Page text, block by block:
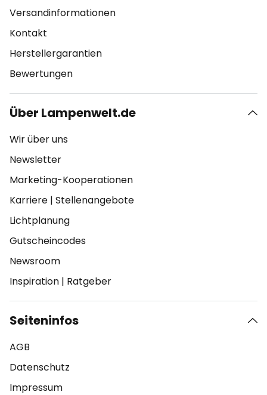
Versandinformationen
Kontakt
Herstellergarantien
Bewertungen
Über Lampenwelt.de
Wir über uns
Newsletter
Marketing-Kooperationen
Karriere | Stellenangebote
Lichtplanung
Gutscheincodes
Newsroom
Inspiration | Ratgeber
Seiteninfos
AGB
Datenschutz
Impressum